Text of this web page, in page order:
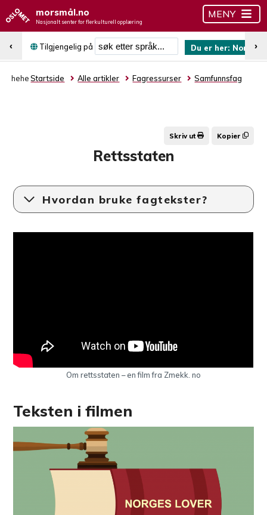
morsmål.no
Nasjonalt senter for flerkulturell opplæring
MENY
Tilgjengelig på
Søk etter språk
Du er her: Norsk
‹ ›
hehe Startside Alle artikler Fagressurser Samfunnsfag
Skriv ut Kopier
Rettsstaten
Hvordan bruke fagtekster?
Om rettsstaten – en film fra Zmekk. no
Teksten i filmen